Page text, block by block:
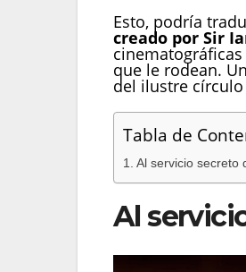
Esto, podría
creado por Sir
que le rodean.
del ilustre
Tabla de
Al servicio secreto
Al